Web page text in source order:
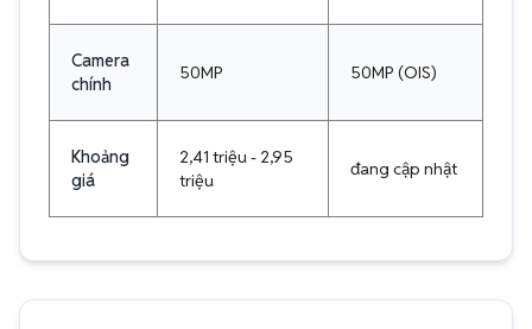
Camera
chính
50MP 50MP (OIS)
Khoảng
giá
2,41 triệu - 2,95
triệu
đang cập nhật